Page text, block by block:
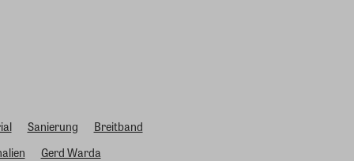
Sanierung
Breitband
Gerd Warda